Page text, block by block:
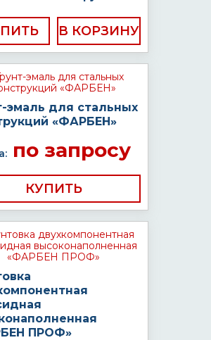
эмаль для стальных
«ФАРБЕН»
по запросу
КУПИТЬ
ПРОФ»